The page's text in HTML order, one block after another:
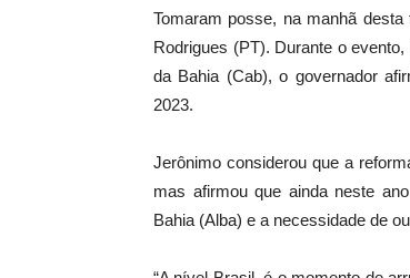
Tomaram posse, na manhã
Rodrigues (PT). Durante o
da Bahia (Cab), o governador
2023.
Jerônimo considerou que a
mas afirmou que ainda neste
Bahia (Alba) e a necessidade de